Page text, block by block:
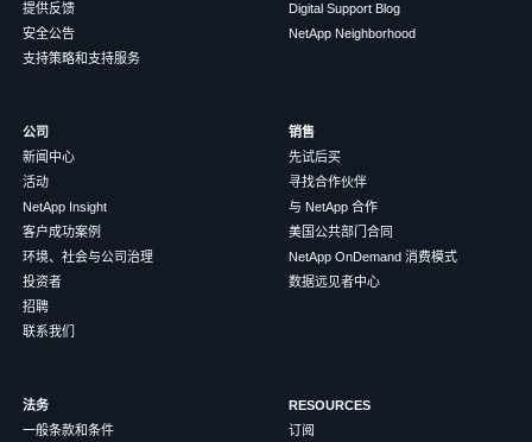
提供反馈
安全公告
支持策略和支持服务
Digital Support Blog
NetApp Neighborhood
公司
新闻中心
活动
NetApp Insight
客户成功案例
环境、社会与公司治理
投资者
招聘
联系我们
销售
先试后买
寻找合作伙伴
与 NetApp 合作
美国公共部门合同
NetApp OnDemand 消费模式
数据远见者中心
法务
一般条款和条件
RESOURCES
订阅